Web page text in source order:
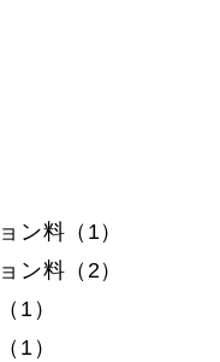
ン料（1）
ン料（2）
1）
1）